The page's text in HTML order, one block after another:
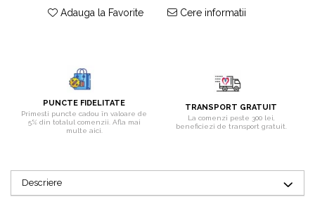
Bijuterii rubin
Bijuterii smarald
Bijuterii spinel
Bijuterii turcoaz
Adauga la Favorite Cere informatii
PUNCTE FIDELITATE
Primesti puncte cadou în valoare de
5% din totalul comenzii. Afla mai
multe aici.
TRANSPORT GRATUIT
La comenzi peste 300 lei,
beneficiezi de transport gratuit.
Descriere